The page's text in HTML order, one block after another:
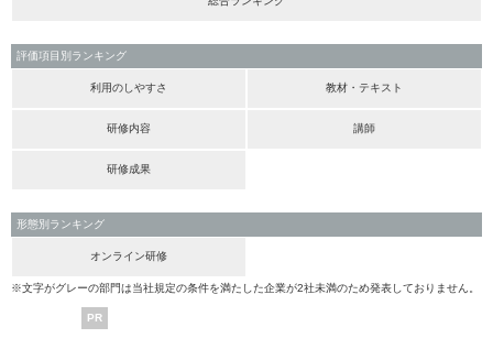
評価項目別ランキング
利用のしやすさ 教材・テキスト
研修内容 講師
研修成果
形態別ランキング
オンライン研修
※文字がグレーの部門は当社規定の条件を満たした企業が2社未満のため発表しておりません。
PR